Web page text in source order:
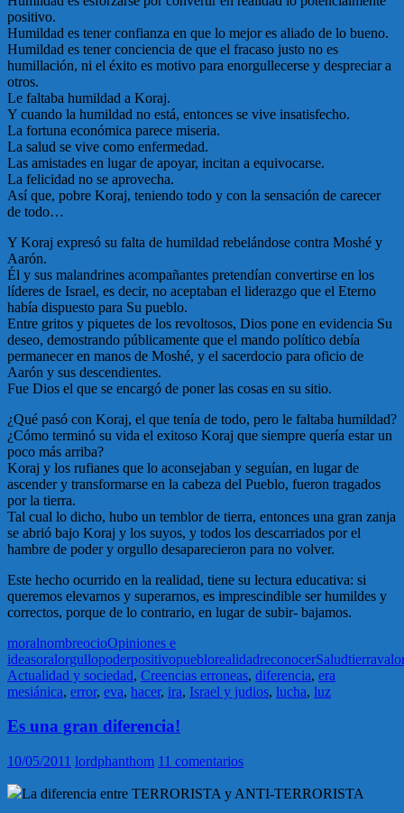
positivo.
Humildad es tener confianza en que lo mejor es aliado de lo bueno.
Humildad es tener conciencia de que el fracaso justo no es
humillación, ni el éxito es motivo para enorgullecerse y despreciar a
otros.
Le faltaba humildad a Koraj.
Y cuando la humildad no está, entonces se vive insatisfecho.
La fortuna económica parece miseria.
La salud se vive como enfermedad.
Las amistades en lugar de apoyar, incitan a equivocarse.
La felicidad no se aprovecha.
Así que, pobre Koraj, teniendo todo y con la sensación de carecer
de todo…
Y Koraj expresó su falta de humildad rebelándose contra Moshé y
Aarón.
Él y sus malandrines acompañantes pretendían convertirse en los
líderes de Israel, es decir, no aceptaban el liderazgo que el Eterno
había dispuesto para Su pueblo.
Entre gritos y piquetes de los revoltosos, Dios pone en evidencia Su
deseo, demostrando públicamente que el mando político debía
permanecer en manos de Moshé, y el sacerdocio para oficio de
Aarón y sus descendientes.
Fue Dios el que se encargó de poner las cosas en su sitio.
¿Qué pasó con Koraj, el que tenía de todo, pero le faltaba humildad?
¿Cómo terminó su vida el exitoso Koraj que siempre quería estar un
poco más arriba?
Koraj y los rufianes que lo aconsejaban y seguían, en lugar de
ascender y transformarse en la cabeza del Pueblo, fueron tragados
por la tierra.
Tal cual lo dicho, hubo un temblor de tierra, entonces una gran zanja
se abrió bajo Koraj y los suyos, y todos los descarriados por el
hambre de poder y orgullo desaparecieron para no volver.
Este hecho ocurrido en la realidad, tiene su lectura educativa: si
queremos elevarnos y superarnos, es imprescindible ser humildes y
correctos, porque de lo contrario, en lugar de subir- bajamos.
moralnombreocioOpiniones e
ideasoralorgullopoderpositivopueblorealidadreconocerSaludtierra
Actualidad y sociedad, Creencias erroneas, diferencia, era
mesiánica, error, eva, hacer, ira, Israel y judios, lucha, luz
Es una gran diferencia!
10/05/2011 lordphanthom 11 comentarios
La diferencia entre TERRORISTA y ANTI-TERRORISTA